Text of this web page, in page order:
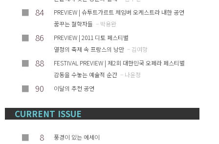
■ 84
PREVIEW | 슈투트가르트 체임버 오케스트라 내한 공연
꿈꾸는 철학자들 – 박용완
■ 86
PREVIEW | 2011 디토 페스티벌
열정의 축제 속 프랑스의 낭만 – 김여항
■ 88
FESTIVAL PREVIEW | 제2회 대한민국 오페라 페스티벌
감동을 수놓는 예술적 순간 – 나윤정
■ 90 이달의 추천 공연
CURRENT ISSUE
■
8
풍경이 있는 에세이